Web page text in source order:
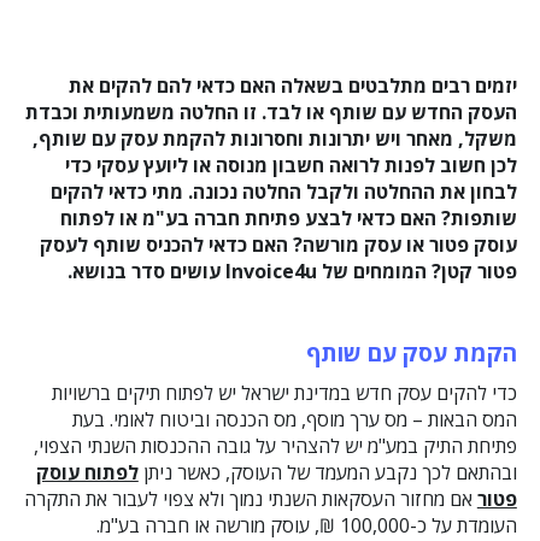
יזמים רבים מתלבטים בשאלה האם כדאי להם להקים את
העסק החדש עם שותף או לבד. זו החלטה משמעותית וכבדת
משקל, מאחר ויש יתרונות וחסרונות להקמת עסק עם שותף,
לכן חשוב לפנות לרואה חשבון מנוסה או ליועץ עסקי כדי
לבחון את ההחלטה ולקבל החלטה נכונה. מתי כדאי להקים
שותפות? האם כדאי לבצע פתיחת חברה בע"מ או לפתוח
עוסק פטור או עסק מורשה? האם כדאי להכניס שותף לעסק
פטור קטן? המומחים של Invoice4u עושים סדר בנושא.
הקמת עסק עם שותף
כדי להקים עסק חדש במדינת ישראל יש לפתוח תיקים ברשויות
המס הבאות – מס ערך מוסף, מס הכנסה וביטוח לאומי. בעת
פתיחת התיק במע"מ יש להצהיר על גובה ההכנסות השנתי הצפוי,
ובהתאם לכך נקבע המעמד של העוסק, כאשר ניתןלפתוח עוסק
פטור אם מחזור העסקאות השנתי נמוך ולא צפוי לעבור את התקרה
העומדת על כ-100,000 ₪, עוסק מורשה או חברה בע"מ.